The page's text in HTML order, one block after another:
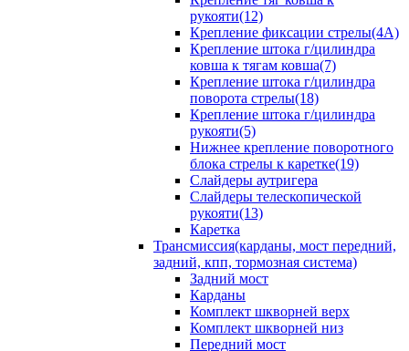
рукояти(12)
Крепление фиксации стрелы(4A)
Крепление штока г/цилиндра
ковша к тягам ковша(7)
Крепление штока г/цилиндра
поворота стрелы(18)
Крепление штока г/цилиндра
рукояти(5)
Нижнее крепление поворотного
блока стрелы к каретке(19)
Слайдеры аутригера
Слайдеры телескопической
рукояти(13)
Каретка
Трансмиссия(карданы, мост передний,
задний, кпп, тормозная система)
Задний мост
Карданы
Комплект шкворней верх
Комплект шкворней низ
Передний мост